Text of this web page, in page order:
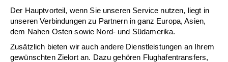
Der Hauptvorteil, wenn Sie unseren Service nutzen, liegt in
unseren Verbindungen zu Partnern in ganz Europa, Asien,
dem Nahen Osten sowie Nord- und Südamerika.
Zusätzlich bieten wir auch andere Dienstleistungen an Ihrem
gewünschten Zielort an. Dazu gehören Flughafentransfers,